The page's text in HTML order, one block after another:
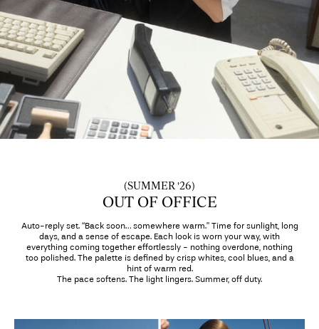
je
vragen?
Over
ons
België
/
Nederlands
(SUMMER '26)
OUT OF OFFICE
Auto-reply set. “Back soon… somewhere warm.” Time for sunlight, long
days, and a sense of escape. Each look is worn your way, with
everything coming together effortlessly - nothing overdone, nothing
too polished. The palette is defined by crisp whites, cool blues, and a
hint of warm red.
The pace softens. The light lingers. Summer, off duty.